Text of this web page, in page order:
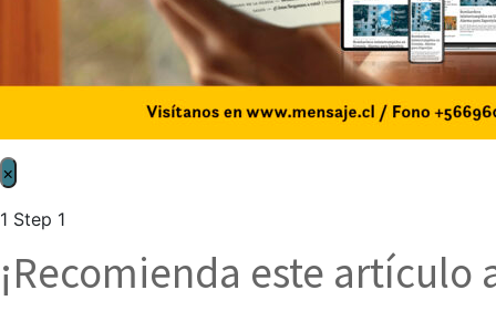
×
1 Step 1
¡Recomienda este artículo